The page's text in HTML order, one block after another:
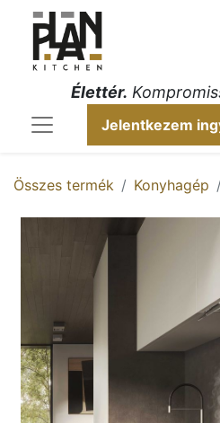
Jelentkezem
Élettér.
Összes termék Konyhagép